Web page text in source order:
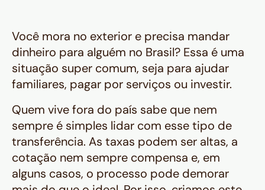
Você mora no exterior e precisa mandar
dinheiro para alguém no Brasil? Essa é uma
situação super comum, seja para ajudar
familiares, pagar por serviços ou investir.
Quem vive fora do país sabe que nem
sempre é simples lidar com esse tipo de
transferência. As taxas podem ser altas, a
cotação nem sempre compensa e, em
alguns casos, o processo pode demorar